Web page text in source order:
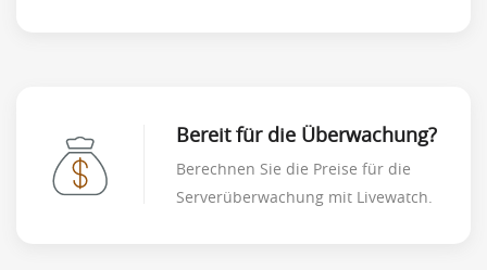
Bereit für die Überwachung?
Berechnen Sie die Preise für die
Serverüberwachung mit Livewatch.